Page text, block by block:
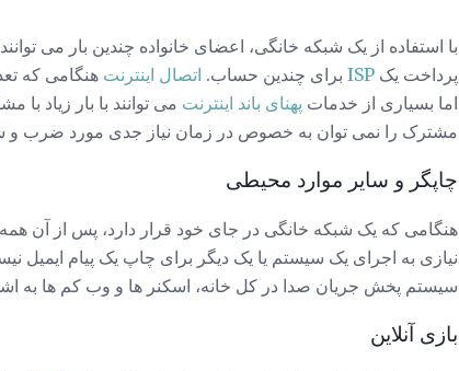
با استفاده از یک شبکه خانگی، اعضای خانواده چندین بار می
پرداخت یک ISP برای چندین حساب. اتصال اینترنت هنگامی که
اما بسیاری از خدمات پهنای باند اینترنت می توانند با بار زیاد
مشترک را نمی توان به خصوص در زمان نیاز جدی مورد ضرب و
چاپگر و سایر موارد محیطی
هنگامی که یک شبکه خانگی در جای خود قرار دارد، پس از آن همه
نیازی به اجرای یک سیستم یا یک دیگر برای چاپ یک پیام ایمیل
سیستم پخش جریان صدا در کل خانه، اسکنر ها و وب کم ها به
بازی آنلاین